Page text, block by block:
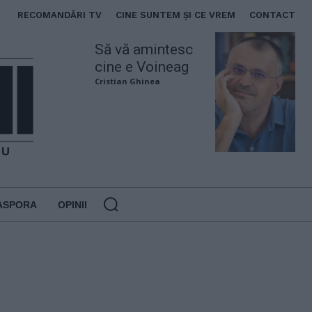
RECOMANDĂRI TV CINE SUNTEM ȘI CE VREM CONTACT
Să vă amintesc
cine e Voineag
Cristian Ghinea
OPINII